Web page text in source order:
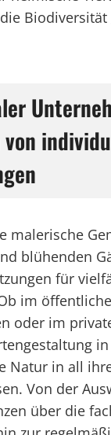
malerische
blühenden
für
im
oder im
Natur in all
Von der
über die